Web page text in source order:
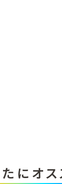
にオス